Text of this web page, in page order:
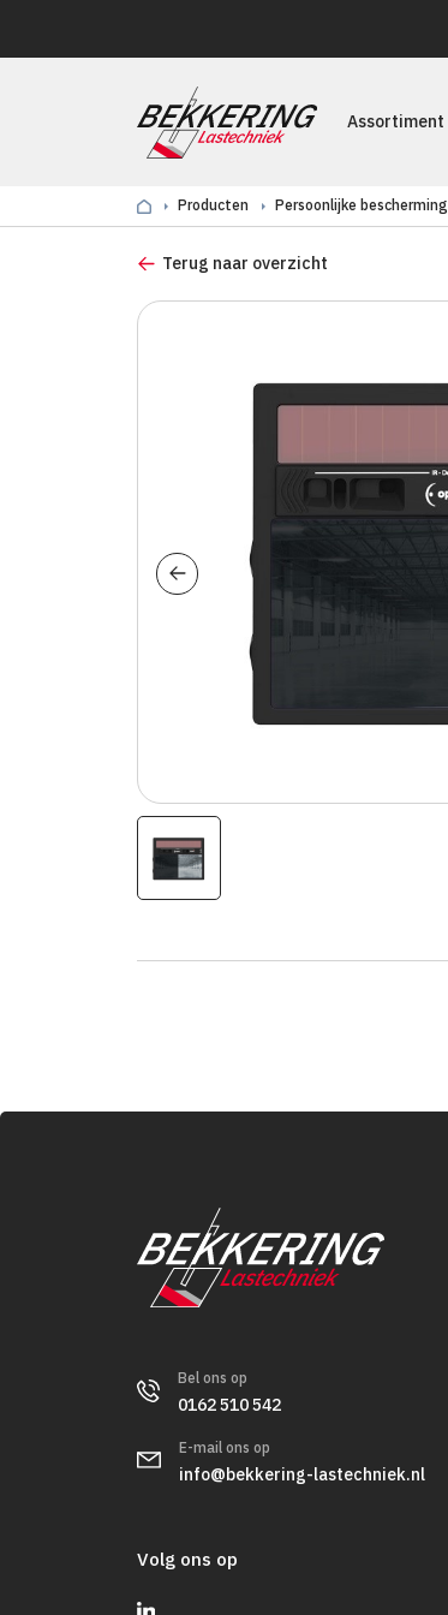
Assortiment
Producten Persoonlijke bescherming
Terug naar overzicht
Bel ons op
0162 510 542
E-mail ons op
info@bekkering-lastechniek.nl
Volg ons op